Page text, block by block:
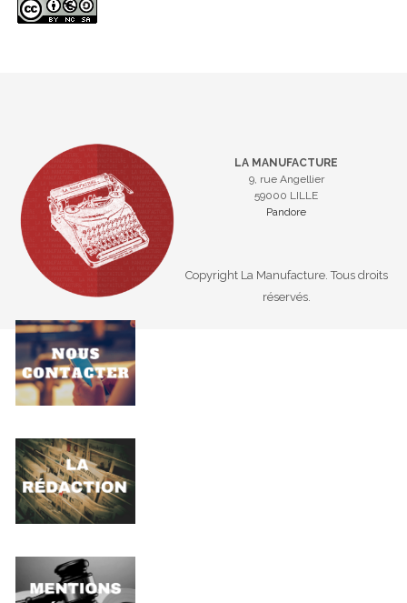
LA MANUFACTURE
9, rue Angellier
59000 LILLE
Pandore
Copyright La Manufacture. Tous droits
réservés.